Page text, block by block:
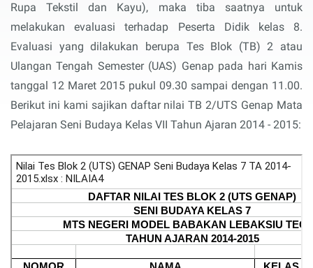
Rupa Tekstil dan Kayu), maka tiba saatnya untuk
melakukan evaluasi terhadap Peserta Didik kelas 8.
Evaluasi yang dilakukan berupa Tes Blok (TB) 2 atau
Ulangan Tengah Semester (UAS) Genap pada hari Kamis
tanggal 12 Maret 2015 pukul 09.30 sampai dengan 11.00.
Berikut ini kami sajikan daftar nilai TB 2/UTS Genap Mata
Pelajaran Seni Budaya Kelas VII Tahun Ajaran 2014 - 2015: